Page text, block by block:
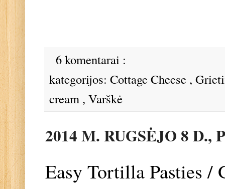
6 komentarai :
kategorijos: Cottage Cheese ,
cream , Varškė
2014 M. RUGSĖJO 8 D.,
Easy Tortilla Pasties /